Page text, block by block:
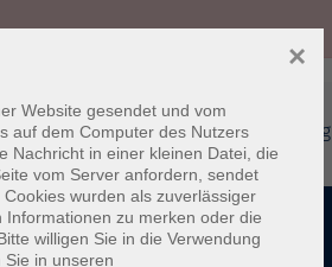
AGB/Widerrufsbelehrung
Website gesendet und vom
auf dem Computer des Nutzers
Nachricht in einer kleinen Datei, die
vom Server anfordern, sendet
wurden als zuverlässiger
zu merken oder die
willigen Sie in die Verwendung
in unseren
×